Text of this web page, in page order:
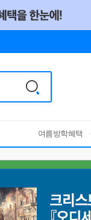
여름방학혜택